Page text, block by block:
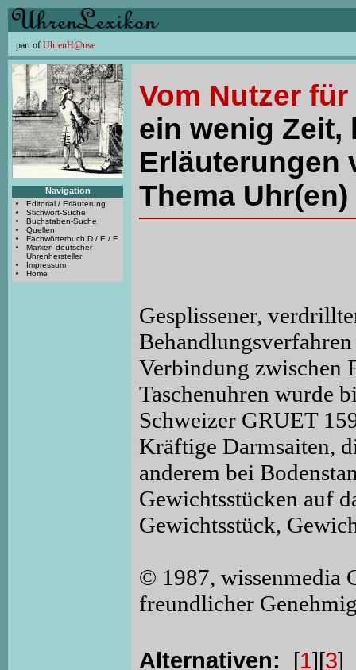
part of UhrenH@nse
Navigation
Editorial / Erläuterung
Stichwort-Suche
Buchstaben-Suche
Quellen
Fachwörterbuch D / E / F
Marken deutscher
Uhrenhersteller
Impressum
Home
Vom Nutzer
ein wenig Zeit,
Erläuterungen
Thema
Gesplissener,
Verbindung zwischen
Taschenuhren wurde
Schweizer GRUET
Kräftige Darmsaiten,
anderem bei
Gewichtsstücken auf
Gewichtsstück,
© 1987, wissenmedia
freundlicher
Alternativen: [1][3]